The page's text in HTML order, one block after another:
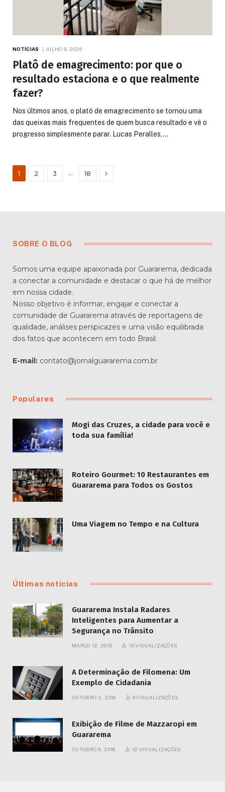
NOTÍCIAS JULHO 9, 2026
Platô de emagrecimento: por que o
resultado estaciona e o que realmente
fazer?
Nos últimos anos, o platô de emagrecimento se tornou uma
das queixas mais frequentes de quem busca resultado e vê o
progresso simplesmente parar. Lucas Peralles,…
1 2 3 … 18 Next
SOBRE O BLOG
Somos uma equipe apaixonada por Guararema, dedicada
a conectar a comunidade e destacar o que há de melhor
em nossa cidade.
Nosso objetivo é informar, engajar e conectar a
comunidade de Guararema através de reportagens de
qualidade, análises perspicazes e uma visão equilibrada
dos fatos que acontecem em todo Brasil.
E-mail: contato@jornalguararema.com.br
Populares
Mogi das Cruzes, a cidade para você e
toda sua família!
Roteiro Gourmet: 10 Restaurantes em
Guararema para Todos os Gostos
Uma Viagem no Tempo e na Cultura
Últimas notícias
Guararema Instala Radares
Inteligentes para Aumentar a
Segurança no Trânsito
MARÇO 12, 2015 15VISUALIZAÇÕES
A Determinação de Filomena: Um
Exemplo de Cidadania
OUTUBRO 2, 2016 9VISUALIZAÇÕES
Exibição de Filme de Mazzaropi em
Guararema
OUTUBRO 8, 2016 12 VISUALIZAÇÕES